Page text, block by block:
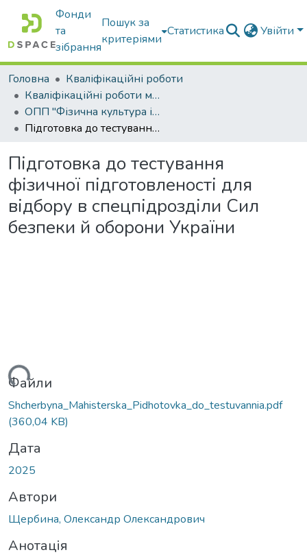
Фонди
та
зібрання
Пошук за
критеріями
Статистика Увійти
Головна
Кваліфікаційні роботи
Кваліфікаційні роботи магістрів
ОПП "Фізична культура і спорт"
Підготовка до тестування фізичної підготовленості для відбору в спецпідрозділи Сил безпеки й оборони України
Підготовка до тестування
фізичної підготовленості для
відбору в спецпідрозділи Сил
безпеки й оборони України
Файли
Shcherbyna_Mahisterska_Pidhotovka_do_testuvannia.pdf
(360,04 KB)
Дата
2025
Автори
Щербина, Олександр Олександрович
Анотація